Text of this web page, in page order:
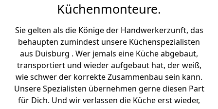
Küchenmonteure.
Sie gelten als die Könige der Handwerkerzunft, das
behaupten zumindest unsere Küchenspezialisten
aus Duisburg . Wer jemals eine Küche abgebaut,
transportiert und wieder aufgebaut hat, der weiß,
wie schwer der korrekte Zusammenbau sein kann.
Unsere Spezialisten übernehmen gerne diesen Part
für Dich. Und wir verlassen die Küche erst wieder,